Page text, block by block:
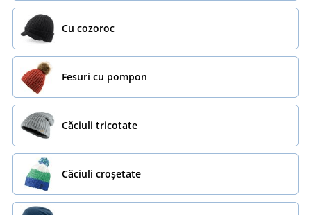
Cu cozoroc
Fesuri cu pompon
Căciuli tricotate
Căciuli croșetate